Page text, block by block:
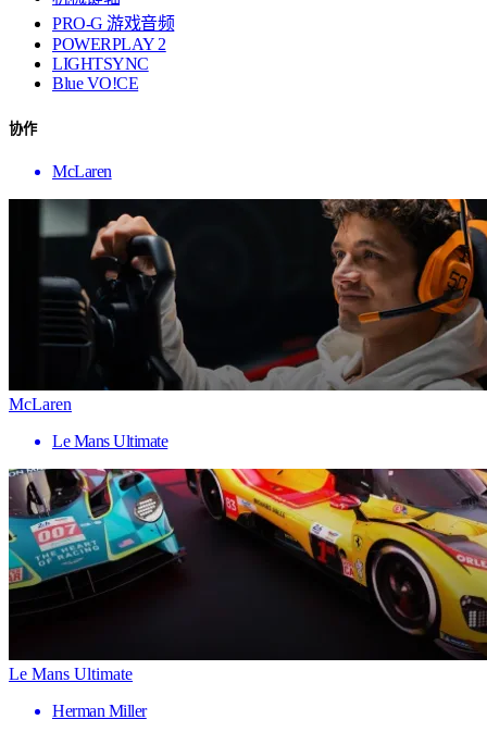
PRO-G 游戏音频
POWERPLAY 2
LIGHTSYNC
Blue VO!CE
协作
McLaren
McLaren
Le Mans Ultimate
Le Mans Ultimate
Herman Miller